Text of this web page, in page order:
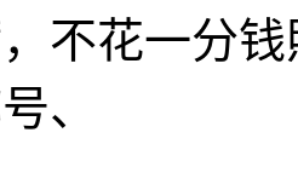
不花一分
、